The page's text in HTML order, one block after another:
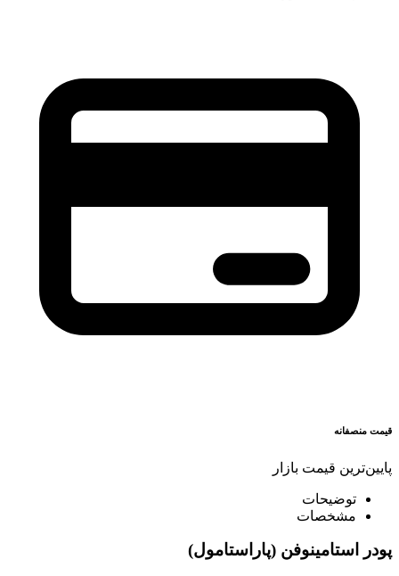
قیمت منصفانه
پایین‌ترین قیمت بازار
توضیحات
مشخصات
پودر استامینوفن (پاراستامول)